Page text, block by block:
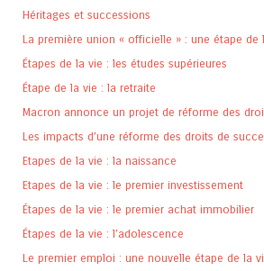
Héritages et successions
La première union « officielle » : une étape de
Étapes de la vie : les études supérieures
Étape de la vie : la retraite
Macron annonce un projet de réforme des
Les impacts d’une réforme des droits de
Etapes de la vie : la naissance
Etapes de la vie : le premier investissement
Étapes de la vie : le premier achat immobilier
Étapes de la vie : l’adolescence
Le premier emploi : une nouvelle étape de la